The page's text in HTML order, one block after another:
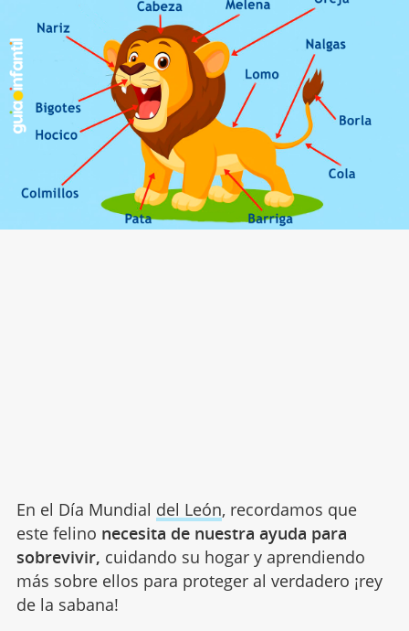
En el Día Mundial del León, recordamos que
este felino necesita de nuestra ayuda para
sobrevivir, cuidando su hogar y aprendiendo
más sobre ellos para proteger al verdadero ¡rey
de la sabana!